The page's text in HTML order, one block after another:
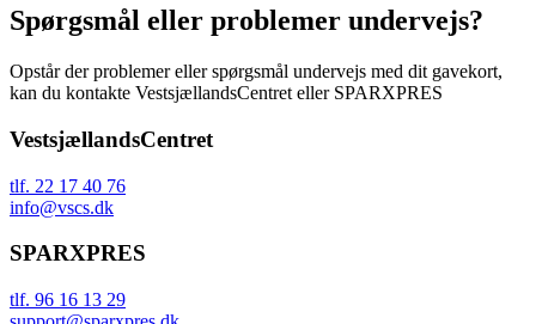
Spørgsmål eller problemer undervejs?
Opstår der problemer eller spørgsmål undervejs med dit gavekort,
kan du kontakte VestsjællandsCentret eller SPARXPRES
VestsjællandsCentret
tlf. 22 17 40 76
info@vscs.dk
SPARXPRES
tlf. 96 16 13 29